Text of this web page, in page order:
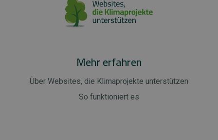
Mehr erfahren
Über Websites, die Klimaprojekte unterstützen
So funktioniert es